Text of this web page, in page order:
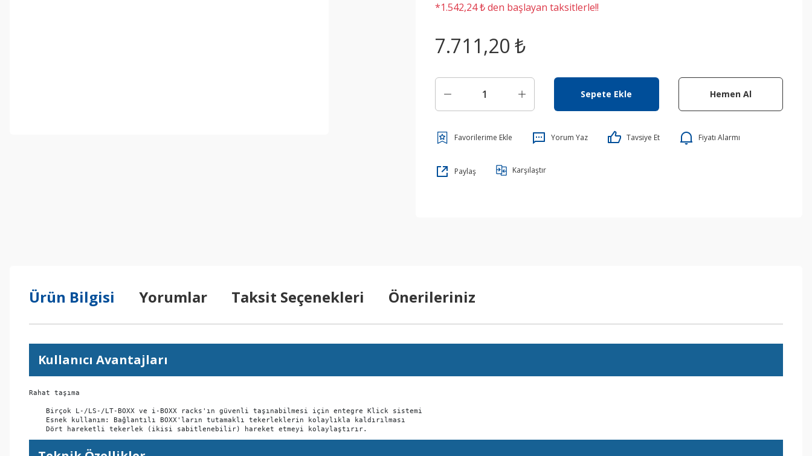
*1.542,24 ₺ den başlayan taksitlerle!!
7.711,20 ₺
Sepete Ekle Hemen Al
Yorum Yaz Tavsiye Et Fiyatı Alarmı
Paylaş Karşılaştır
Ürün Bilgisi Yorumlar Taksit Seçenekleri Önerileriniz
Kullanıcı Avantajları
Rahat taşıma
    Birçok L-/LS-/LT-BOXX ve i-BOXX racks'ın güvenli taşınabilmesi için entegre Klick sistemi
    Esnek kullanım: Bağlantılı BOXX'ların tutamaklı tekerleklerin kolaylıkla kaldırılması
    Dört hareketli tekerlek (ikisi sabitlenebilir) hareket etmeyi kolaylaştırır.